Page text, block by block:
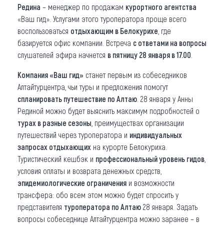
Редина – менеджер по продажам курортного агентства
«Ваш гид». Услугами этого туроператора проще всего
воспользоваться отдыхающим в Белокурихе , где
базируется офис компании. Встреча с ответами на вопросы
слушателей эфира начнется в пятницу 28 января в 17.00
Компания «Ваш гид» станет первым из собеседников
Алтайтурцентра, чьи туры и предложения помогут
спланировать путешествие по Алтаю . 28 января у Анны
Рединой можно будет выяснить максимум подробностей о
турах в разные сезоны , преимуществах организации
путешествий через туроператора и индивидуальных
запросах отдыхающих на курорте Белокуриха.
Туристический кешбэк и профессиональный уровень гидов
условия оплаты и возврата денежных средств,
эпидемиологические ограничения и возможности
трансфера: обо всем этом можно будет спросить у
представителя туроператора по Алтаю 28 января. Задать
вопросы собеседнице Алтайтурцентра можно заранее – в